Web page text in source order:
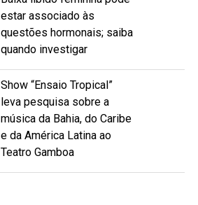
estar associado às
questões hormonais; saiba
quando investigar
Show “Ensaio Tropical”
leva pesquisa sobre a
música da Bahia, do Caribe
e da América Latina ao
Teatro Gamboa